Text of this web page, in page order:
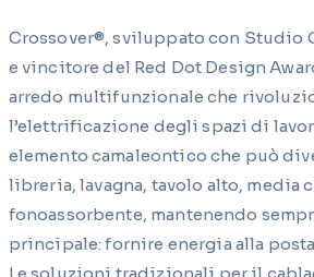
Crossover®, sviluppato con Studio
e vincitore del Red Dot Design
arredo multifunzionale che
l’elettrificazione degli spazi di
elemento camaleontico che può
libreria, lavagna, tavolo alto, media
fonoassorbente, mantenendo
principale: fornire energia alla